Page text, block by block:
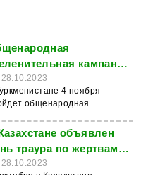
кампания
пройдёт
28.10.2023
4 ноября
общенародная
распоряжение
сегодня президент
Бердымухамедов,
программа новостей
объявлен
траура по жертвам
на шахте
28.10.2023